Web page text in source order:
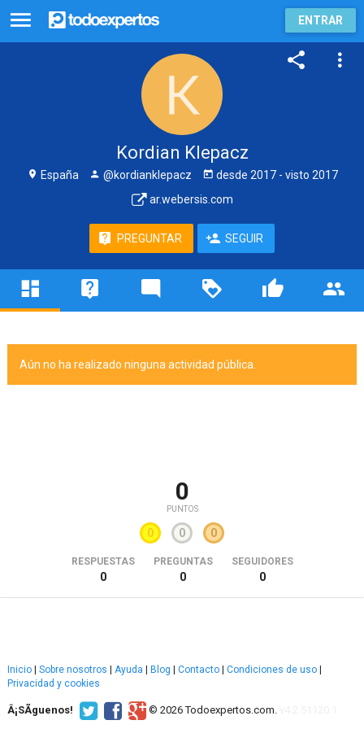
ENTRAR
Kordian Klepacz
España @kordianklepacz desde 2017- visto 2017
ar.webersis.com
PREGUNTAR SEGUIR
Aún no ha realizado ninguna actividad pública.
0
PUNTOS
0 0 0
RESPUESTAS
0
PREGUNTAS
0
SEGUIDORES
0
Inicio Sobre nosotros Ayuda Blog Contacto Condiciones de uso
Privacidad y cookies
Â¡SÃ­guenos! © 2026 Todoexpertos.com.